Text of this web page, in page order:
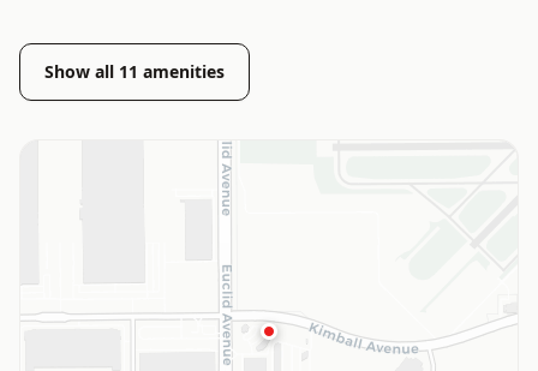
Show all 11 amenities